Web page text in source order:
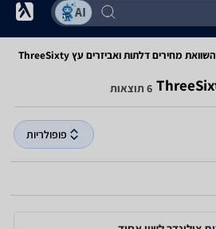
השוואת מחירים דלתות ואביזרים ‏עץ ‏ThreeSixty
6 תוצאות
פופולריות